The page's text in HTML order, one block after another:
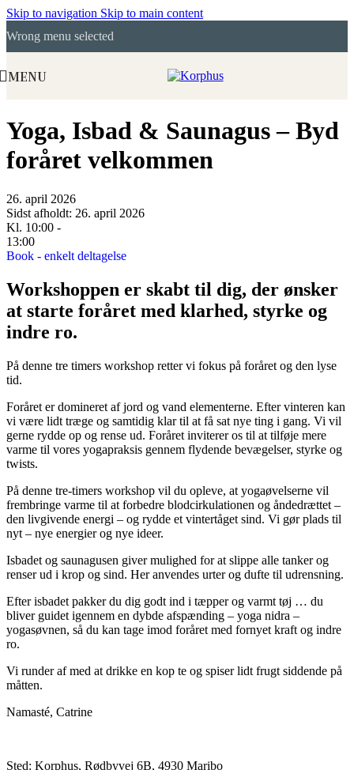
Skip to navigation Skip to main content
Wrong menu selected
MENU
Yoga, Isbad & Saunagus – Byd
foråret velkommen
26. april 2026
Sidst afholdt: 26. april 2026
Kl. 10:00 -
13:00
Book - enkelt deltagelse
Workshoppen er skabt til dig, der ønsker
at starte foråret med klarhed, styrke og
indre ro.
På denne tre timers workshop retter vi fokus på foråret og den lyse
tid.
Foråret er domineret af jord og vand elementerne. Efter vinteren kan
vi være lidt træge og samtidig klar til at få sat nye ting i gang. Vi vil
gerne rydde op og rense ud. Foråret inviterer os til at tilføje mere
varme til vores yogapraksis gennem flydende bevægelser, styrke og
twists.
På denne tre-timers workshop vil du opleve, at yogaøvelserne vil
frembringe varme til at forbedre blodcirkulationen og åndedrættet –
den livgivende energi – og rydde et vintertåget sind. Vi gør plads til
nyt – nye energier og nye ideer.
Isbadet og saunagusen giver mulighed for at slippe alle tanker og
renser ud i krop og sind. Her anvendes urter og dufte til udrensning.
Efter isbadet pakker du dig godt ind i tæpper og varmt tøj … du
bliver guidet igennem en dybde afspænding – yoga nidra –
yogasøvnen, så du kan tage imod foråret med fornyet kraft og indre
ro.
Vi runder af med at drikke en kop te og spiser lidt frugt siddende på
måtten.
Namasté, Catrine
Sted: Korphus, Rødbyvej 6B, 4930 Maribo